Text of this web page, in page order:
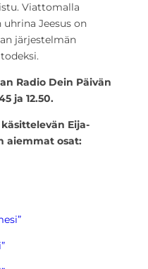
Viattomalla
Jeesus on
järjestelmän
Radio Dein Päivän
ja 12.50.
Eija-
aiemmat osat: